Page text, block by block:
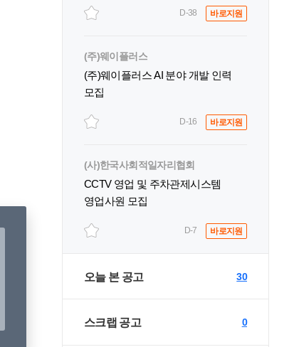
D-38 바로지원
(주)웨이플러스
(주)웨이플러스 AI 분야 개발 인력
모집
D-16 바로지원
(사)한국사회적일자리협회
CCTV 영업 및 주차관제시스템
영업사원 모집
D-7 바로지원
오늘 본 공고 30
스크랩 공고 0